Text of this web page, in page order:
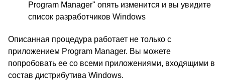
Program Manager" опять изменится и вы увидите
список разработчиков Windows
Описанная процедура работает не только с
приложением Program Manager. Вы можете
попробовать ее со всеми приложениями, входящими в
состав дистрибутива Windows.